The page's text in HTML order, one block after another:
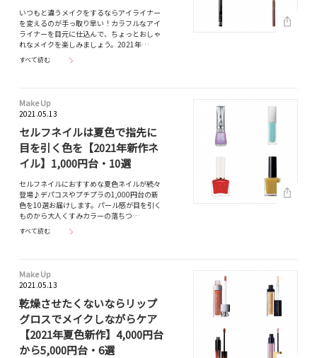
いつもと違うメイクをするならアイライナー
を変えるのが手っ取り早い！カラフルなアイ
ライナーを目元に仕込んで、ちょっとおしゃ
れなメイクを楽しみましょう。2021年…
すべて読む
Make Up
2021.05.13
セルフネイルは夏色で指先に
目を引く色を【2021年新作ネ
イル】1,000円台・10選
セルフネイルにおすすめな夏色ネイルが続々
登場♪デパコスやプチプラの1,000円台の新
色を10選お届けします。パール感が目を引く
ものから大人くすみカラーの落ちつ…
すべて読む
Make Up
2021.05.13
乾燥させたくないならリップ
グロスでメイクしながらケア
【2021年夏色新作】4,000円台
から5,000円台・6選